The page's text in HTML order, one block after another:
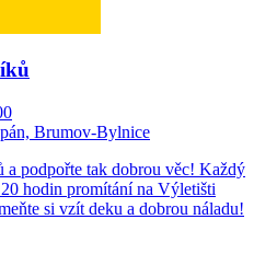
Brumov-Bylnice
podpořte tak dobrou věc! Každý
hodin promítání na Výletišti
si vzít deku a dobrou náladu!